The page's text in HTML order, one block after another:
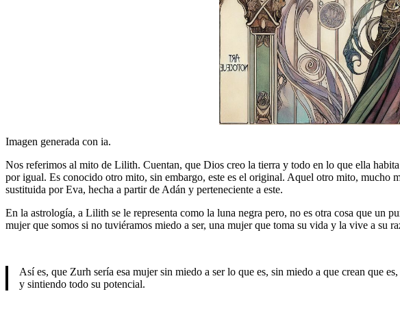
Imagen generada con ia.
Nos referimos al mito de Lilith. Cuentan, que Dios creo la tierra y todo en lo que ella
por igual. Es conocido otro mito, sin embargo, este es el original. Aquel otro mito, mucho
sustituida por Eva, hecha a partir de Adán y perteneciente a este.
En la astrología, a Lilith se le representa como la luna negra pero, no es otra cosa que un
mujer que somos si no tuviéramos miedo a ser, una mujer que toma su vida y la vive a su
Así es, que Zurh sería esa mujer sin miedo a ser lo que es, sin miedo a que crean que
y sintiendo todo su potencial.